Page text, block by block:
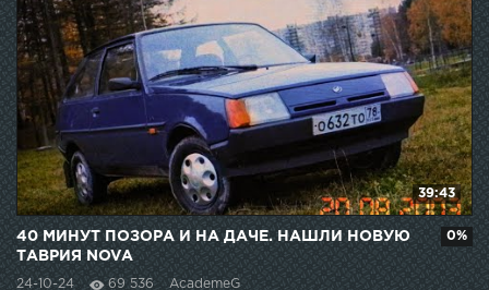
39:43
40 МИНУТ ПОЗОРА И НА ДАЧЕ. НАШЛИ НОВУЮ
ТАВРИЯ NOVA
24-10-24 69 536 AcademeG
0%